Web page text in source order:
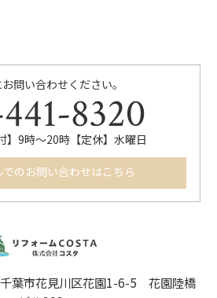
問い合わせください。
8320
】9時～20時【定休】水曜日
でのお問い合わせはこちら
葉市花見川区花園1-6-5 花園陸橋